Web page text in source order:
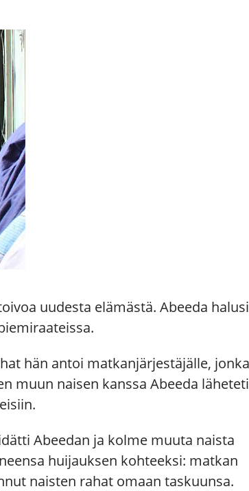
uudesta elämästä. Abeeda
hän antoi matkanjärjestäjälle, jonka
muun naisen kanssa Abeeda
Abeedan ja kolme muuta naista
huijauksen kohteeksi: matkan
naisten rahat omaan taskuunsa.